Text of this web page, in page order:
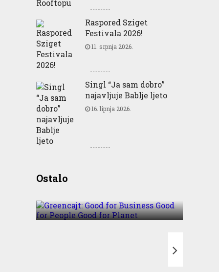
Raspored Sziget
Festivala 2026!
11. srpnja 2026.
Singl “Ja sam dobro”
najavljuje Bablje ljeto
16. lipnja 2026.
OstaloBusiness Good for People